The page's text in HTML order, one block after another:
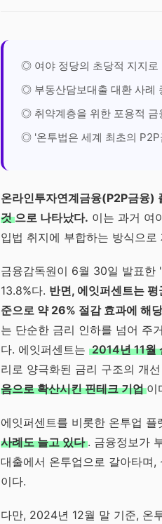
◎ 여야 정당의 초당적 지지로
◎ 부동산담보대출 대환 사례
◎ 취약계층을 위한 포용적 금
◎ '온투법은 세계 최초의 P2P
온라인투자연계금융(P2P금융)
것 으로 나타났다. 이는 과거 여
입법 취지에 부합하는 방식으
금융감독원이 6월 30일 발표한
13.8%다. 반면, 에잇퍼센트는
준으로 약 26% 절감 효과에 해
는 단순한 금리 인하를 넘어 주
다. 에잇퍼센트는 2014년 11월
리로 양극화된 금리 구조의 개
음으로 확산시킨 핀테크 기업 이
에잇퍼센트를 비롯한 온투업
사례도 늘고 있다 . 금융정보가
대출에서 온투업으로 갈아타며
이다.
다만, 2024년 12월 말 기준, 온